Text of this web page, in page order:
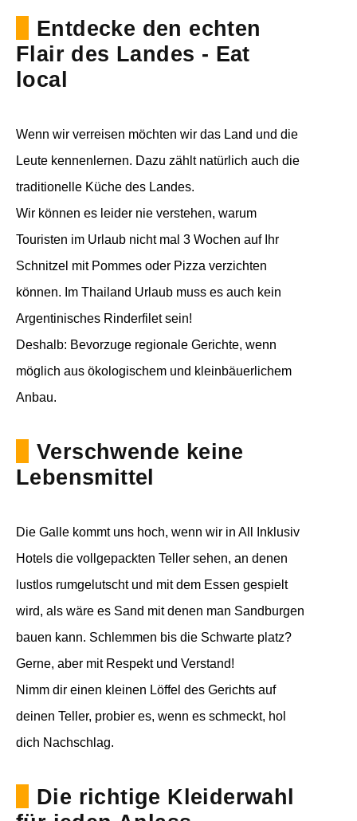
Entdecke den echten
Flair des Landes - Eat
local
Wenn wir verreisen möchten wir das Land und die
Leute kennenlernen. Dazu zählt natürlich auch die
traditionelle Küche des Landes.
Wir können es leider nie verstehen, warum
Touristen im Urlaub nicht mal 3 Wochen auf Ihr
Schnitzel mit Pommes oder Pizza verzichten
können. Im Thailand Urlaub muss es auch kein
Argentinisches Rinderfilet sein!
Deshalb: Bevorzuge regionale Gerichte, wenn
möglich aus ökologischem und kleinbäuerlichem
Anbau.
Verschwende keine
Lebensmittel
Die Galle kommt uns hoch, wenn wir in All Inklusiv
Hotels die vollgepackten Teller sehen, an denen
lustlos rumgelutscht und mit dem Essen gespielt
wird, als wäre es Sand mit denen man Sandburgen
bauen kann. Schlemmen bis die Schwarte platz?
Gerne, aber mit Respekt und Verstand!
Nimm dir einen kleinen Löffel des Gerichts auf
deinen Teller, probier es, wenn es schmeckt, hol
dich Nachschlag.
Die richtige Kleiderwahl